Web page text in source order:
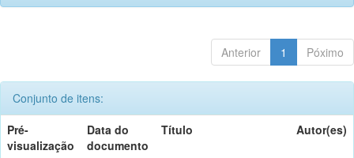
Anterior 1 Póximo
Conjunto de itens:
Pré-
visualização
Data do
documento
Título Autor(es)